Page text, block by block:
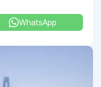
WhatsApp